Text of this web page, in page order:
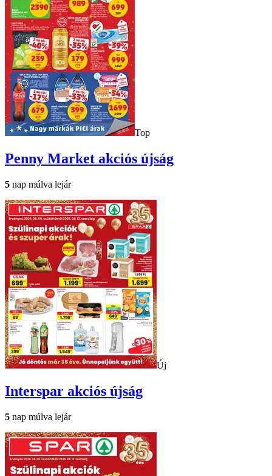
Top
Penny Market akciós újság
5 nap múlva lejár
Új
Interspar akciós újság
5 nap múlva lejár